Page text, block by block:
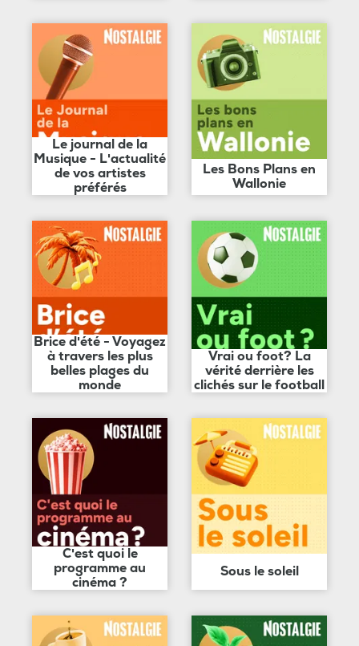
Le journal de la
Musique - L'actualité
de vos artistes
préférés
Les Bons Plans en
Wallonie
Brice d'été - Voyagez
à travers les plus
belles plages du
monde
Vrai ou foot? La
vérité derrière les
clichés sur le football
C'est quoi le
programme au
cinéma ?
Sous le soleil